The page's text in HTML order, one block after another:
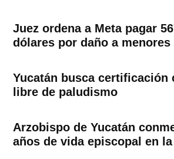
Juez ordena a Meta pagar
dólares por daño a menores
Yucatán busca certificación
libre de paludismo
Arzobispo de Yucatán
años de vida episcopal en la